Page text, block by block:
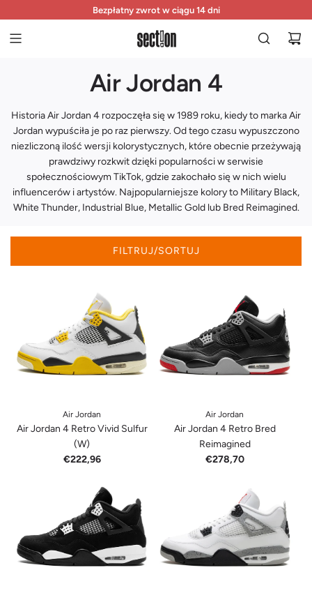
R
Zamówienia wysyłamy w ciągu 24 godzin
Bezpłatny zwrot w ciągu 14 dni
Prezent nie pasuje? Bezpłatny zwrot i wymiana do 1/10
Air Jordan 4
Historia Air Jordan 4 rozpoczęła się w 1989 roku, kiedy to marka Air
Jordan wypuściła je po raz pierwszy. Od tego czasu wypuszczono
niezliczoną ilość wersji kolorystycznych, które obecnie przeżywają
prawdziwy rozkwit dzięki popularności w serwisie
społecznościowym TikTok, gdzie zakochało się w nich wielu
influencerów i artystów. Najpopularniejsze kolory to Military Black,
White Thunder, Industrial Blue, Metallic Goldlub Bred Reimagined.
FILTRUJ/SORTUJ
Air Jordan
Air Jordan 4 Retro Vivid Sulfur
(W)
€222,96
Air Jordan
Air Jordan 4 Retro Bred
Reimagined
€278,70